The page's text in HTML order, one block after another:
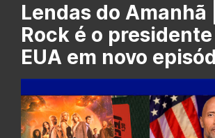
Lendas do Amanhã
Rock é o
EUA em novo